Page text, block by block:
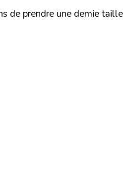
de prendre une demie